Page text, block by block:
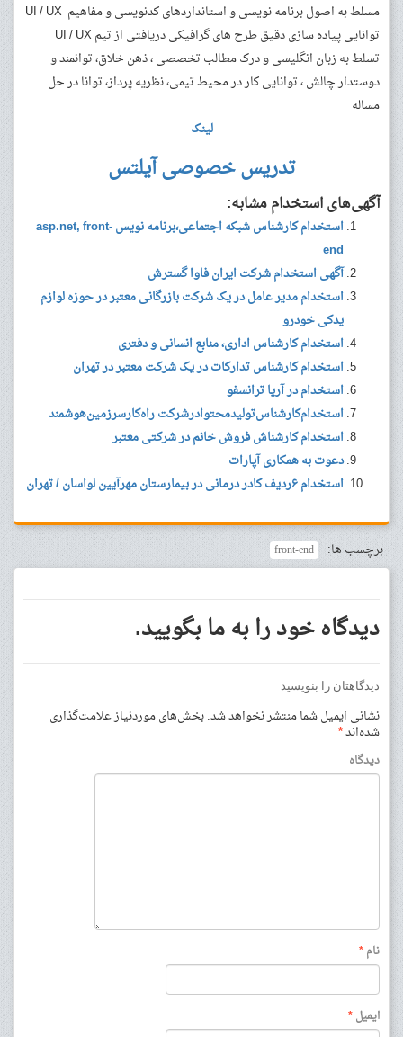
مسلط به اصول برنامه نویسی و استانداردهای کدنویسی و مفاهیم UI / UX
توانایی پیاده سازی دقیق طرح های گرافیکی دریافتی از تیم UI / UX
تسلط به زبان انگلیسی و درک مطالب تخصصی ، ذهن خلاق، توانمند و
دوستدار چالش ، توانایی کار در محیط تیمی، نظریه پرداز، توانا در حل
مساله
لینک
تدریس خصوصی آیلتس
آگهی‌های استخدام مشابه:
استخدام کارشناس شبکه اجتماعی،برنامه نویس asp.net, front-
end
آگهی استخدام شرکت ایران فاوا گسترش
استخدام مدیر عامل در یک شرکت بازرگانی معتبر در حوزه لوازم
یدکی خودرو
استخدام کارشناس اداری، منابع انسانی و دفتری
استخدام کارشناس تدارکات در یک شرکت معتبر در تهران
استخدام در آریا ترانسفو
استخدام‌کارشناس‌تولید‌محتوادرشرکت راه‌کارسرزمین‌هوشمند
استخدام کارشناش فروش خانم در شرکتی معتبر
دعوت به همکاری آپارات
استخدام ۶ردیف کادر درمانی در بیمارستان مهرآیین لواسان / تهران
برچسب ها: front-end
دیدگاه خود را به ما بگویید.
دیدگاهتان را بنویسید
نشانی ایمیل شما منتشر نخواهد شد.بخش‌های موردنیاز علامت‌گذاری
شده‌اند*
دیدگاه
نام*
ایمیل*